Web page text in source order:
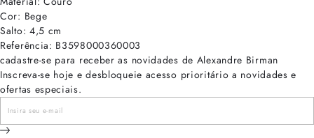
Cor: Bege
Salto: 4,5 cm
Referência: B3598000360003
cadastre-se para receber as novidades de Alexandre Birman
Inscreva-se hoje e desbloqueie acesso prioritário a novidades e
ofertas especiais.